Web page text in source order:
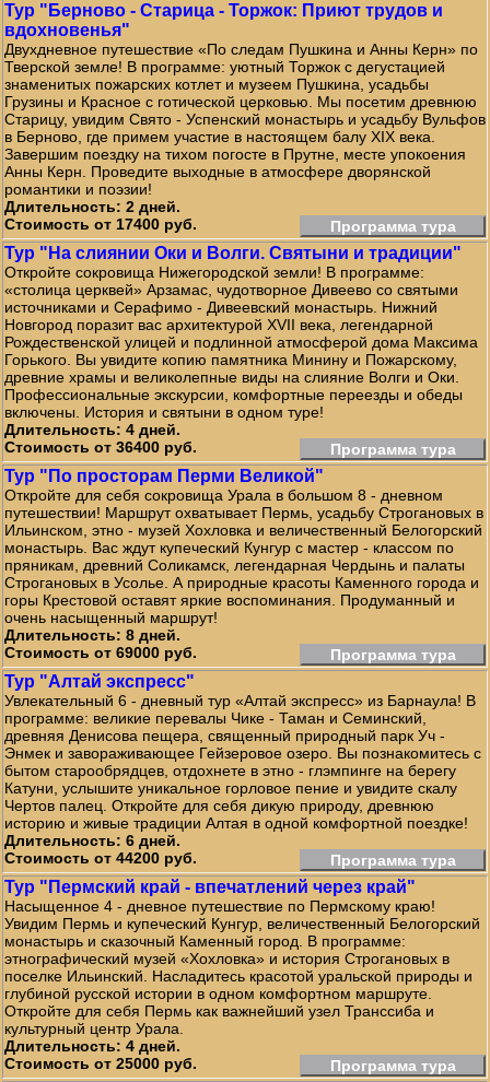
Тур "Берново - Старица - Торжок: Приют трудов и
вдохновенья"
Двухдневное путешествие «По следам Пушкина и Анны Керн» по
Тверской земле! В программе: уютный Торжок с дегустацией
знаменитых пожарских котлет и музеем Пушкина, усадьбы
Грузины и Красное с готической церковью. Мы посетим древнюю
Старицу, увидим Свято - Успенский монастырь и усадьбу Вульфов
в Берново, где примем участие в настоящем балу XIX века.
Завершим поездку на тихом погосте в Прутне, месте упокоения
Анны Керн. Проведите выходные в атмосфере дворянской
романтики и поэзии!
Длительность: 2 дней.
Стоимость от 17400 руб.
Программа тура
Тур "На слиянии Оки и Волги. Святыни и традиции"
Откройте сокровища Нижегородской земли! В программе:
«столица церквей» Арзамас, чудотворное Дивеево со святыми
источниками и Серафимо - Дивеевский монастырь. Нижний
Новгород поразит вас архитектурой XVII века, легендарной
Рождественской улицей и подлинной атмосферой дома Максима
Горького. Вы увидите копию памятника Минину и Пожарскому,
древние храмы и великолепные виды на слияние Волги и Оки.
Профессиональные экскурсии, комфортные переезды и обеды
включены. История и святыни в одном туре!
Длительность: 4 дней.
Стоимость от 36400 руб.
Программа тура
Тур "По просторам Перми Великой"
Откройте для себя сокровища Урала в большом 8 - дневном
путешествии! Маршрут охватывает Пермь, усадьбу Строгановых в
Ильинском, этно - музей Хохловка и величественный Белогорский
монастырь. Вас ждут купеческий Кунгур с мастер - классом по
пряникам, древний Соликамск, легендарная Чердынь и палаты
Строгановых в Усолье. А природные красоты Каменного города и
горы Крестовой оставят яркие воспоминания. Продуманный и
очень насыщенный маршрут!
Длительность: 8 дней.
Стоимость от 69000 руб.
Программа тура
Тур "Алтай экспресс"
Увлекательный 6 - дневный тур «Алтай экспресс» из Барнаула! В
программе: великие перевалы Чике - Таман и Семинский,
древняя Денисова пещера, священный природный парк Уч -
Энмек и завораживающее Гейзеровое озеро. Вы познакомитесь с
бытом старообрядцев, отдохнете в этно - глэмпинге на берегу
Катуни, услышите уникальное горловое пение и увидите скалу
Чертов палец. Откройте для себя дикую природу, древнюю
историю и живые традиции Алтая в одной комфортной поездке!
Длительность: 6 дней.
Стоимость от 44200 руб.
Программа тура
Тур "Пермский край - впечатлений через край"
Насыщенное 4 - дневное путешествие по Пермскому краю!
Увидим Пермь и купеческий Кунгур, величественный Белогорский
монастырь и сказочный Каменный город. В программе:
этнографический музей «Хохловка» и история Строгановых в
поселке Ильинский. Насладитесь красотой уральской природы и
глубиной русской истории в одном комфортном маршруте.
Откройте для себя Пермь как важнейший узел Транссиба и
культурный центр Урала.
Длительность: 4 дней.
Стоимость от 25000 руб.
Программа тура